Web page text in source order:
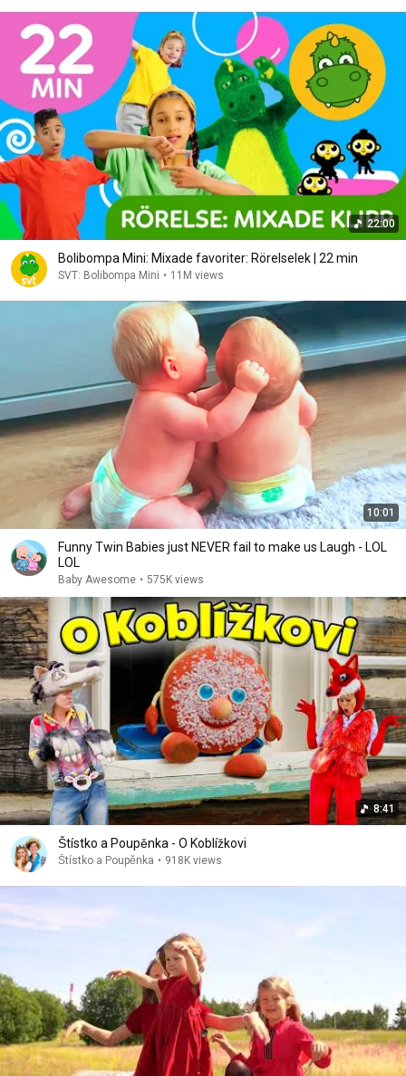
22:00
Bolibompa Mini: Mixade favoriter: Rörelselek | 22 min
SVT: Bolibompa Mini • 11M views
10:01
Funny Twin Babies just NEVER fail to make us Laugh - LOL
LOL
Baby Awesome • 575K views
8:41
Štístko a Poupěnka - O Koblížkovi
Štístko a Poupěnka • 918K views